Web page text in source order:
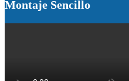
Montaje Sencillo